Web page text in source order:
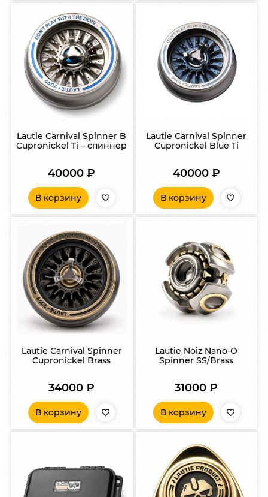
Lautie Carnival Spinner B
Cupronickel Ti – спиннер
40000₽
В корзину
Lautie Carnival Spinner
Cupronickel Blue Ti
40000 ₽
В корзину
Lautie Carnival Spinner
Cupronickel Brass
34000₽
В корзину
Lautie Noiz Nano-O
Spinner SS/Brass
31000₽
В корзину